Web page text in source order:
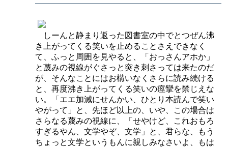
しーんと静まり返った図書室の中でとつぜん沸
き上がってくる笑いを止めることさえできなく
て、ふっと周囲を見やると、「おっさんアホか」
と蔑みの視線がぐさっと突き刺さっては来たのだ
が、そんなことにはお構いなくさらに読み続ける
と、再度沸き上がってくる笑いの痙攣を禁じえな
い。「エエ加減にせんかい、ひとり本読んで笑い
やがって」と、先ほど以上の、いや、この場合は
さらなる蔑みの視線に、「せやけど、これおもろ
すぎるやん、文学やぞ、文学」と、君らな、もう
ちょっと文学というもんに親しみなさいよ、もは